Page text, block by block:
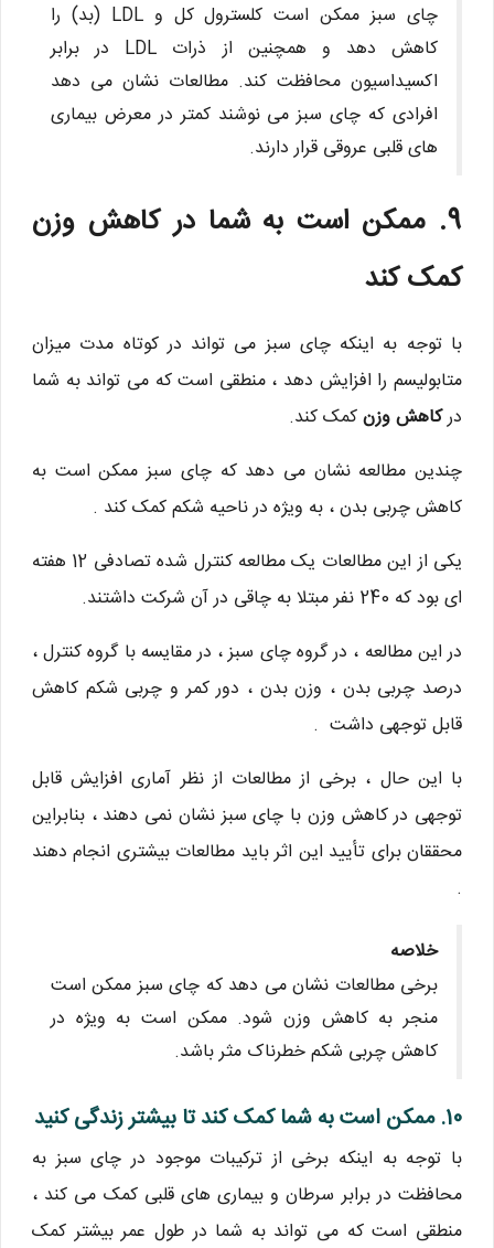
چای سبز ممکن است کلسترول کل و LDL (بد) را
کاهش دهد و همچنین از ذرات LDL در برابر
اکسیداسیون محافظت کند. مطالعات نشان می دهد
افرادی که چای سبز می نوشند کمتر در معرض بیماری
های قلبی عروقی قرار دارند.
9. ممکن است به شما در کاهش وزن
کمک کند
با توجه به اینکه چای سبز می تواند در کوتاه مدت میزان
متابولیسم را افزایش دهد ، منطقی است که می تواند به شما
درکاهش وزنکمک کند.
چندین مطالعه نشان می دهد که چای سبز ممکن است به
کاهش چربی بدن ، به ویژه در ناحیه شکم کمک کند .
یکی از این مطالعات یک مطالعه کنترل شده تصادفی 12 هفته
ای بود که 240 نفر مبتلا به چاقی در آن شرکت داشتند.
در این مطالعه ، در گروه چای سبز ، در مقایسه با گروه کنترل ،
درصد چربی بدن ، وزن بدن ، دور کمر و چربی شکم کاهش
قابل توجهی داشت .
با این حال ، برخی از مطالعات از نظر آماری افزایش قابل
توجهی در کاهش وزن با چای سبز نشان نمی دهند ، بنابراین
محققان برای تأیید این اثر باید مطالعات بیشتری انجام دهند
.
خلاصه
برخی مطالعات نشان می دهد که چای سبز ممکن است
منجر به کاهش وزن شود. ممکن است به ویژه در
کاهش چربی شکم خطرناک مثر باشد.
10. ممکن است به شما کمک کند تا بیشتر زندگی کنید
با توجه به اینکه برخی از ترکیبات موجود در چای سبز به
محافظت در برابر سرطان و بیماری های قلبی کمک می کند ،
منطقی است که می تواند به شما در طول عمر بیشتر کمک